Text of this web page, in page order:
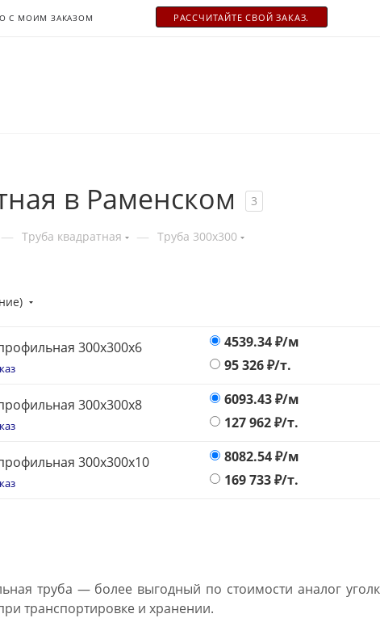
С МОИМ ЗАКАЗОМ РАСCЧИТАЙТЕ СВОЙ ЗАКАЗ.
в Раменском 3
— Труба квадратная — Труба 300x300
300х300x6 4539.34₽/м
95 326₽/т.
300х300x8 6093.43₽/м
127 962₽/т.
300х300x10 8082.54₽/м
169 733₽/т.
труба — более выгодный по стоимости аналог
транспортировке и хранении.